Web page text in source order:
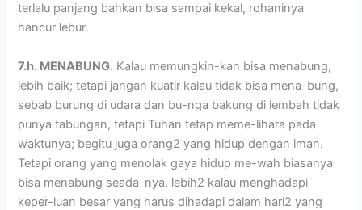
terlalu panjang bahkan bisa sampai kekal, rohaninya
hancur lebur.
7.h. MENABUNG. Kalau memungkin-kan bisa menabung,
lebih baik; tetapi jangan kuatir kalau tidak bisa mena-bung,
sebab burung di udara dan bu-nga bakung di lembah tidak
punya tabungan, tetapi Tuhan tetap meme-lihara pada
waktunya; begitu juga orang2 yang hidup dengan iman.
Tetapi orang yang menolak gaya hidup me-wah biasanya
bisa menabung seada-nya, lebih2 kalau menghadapi
keper-luan besar yang harus dihadapi dalam hari2 yang